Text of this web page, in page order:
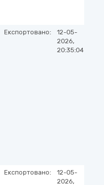
Експортовано:
12-05-
2026,
20:35:04
Експортовано:
12-05-
2026,